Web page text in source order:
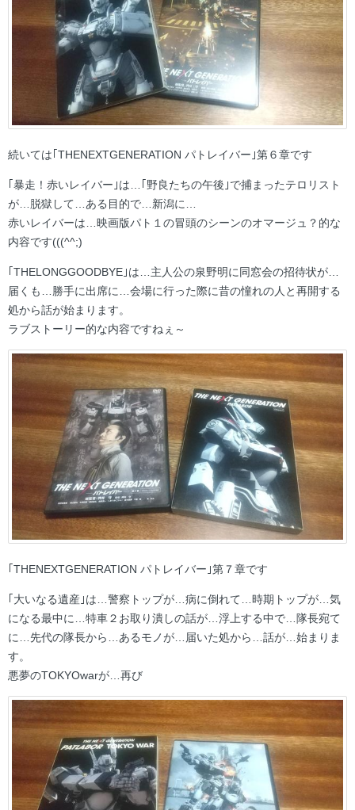
続いては｢THENEXTGENERATION パトレイバー｣第６章です
｢暴走！赤いレイバー｣は…｢野良たちの午後｣で捕まったテロリスト
が…脱獄して…ある目的で…新潟に…
赤いレイバーは…映画版パト１の冒頭のシーンのオマージュ？的な
内容です(((^^;)
｢THELONGGOODBYE｣は…主人公の泉野明に同窓会の招待状が…
届くも…勝手に出席に…会場に行った際に昔の憧れの人と再開する
処から話が始まります。
ラブストーリー的な内容ですねぇ～
｢THENEXTGENERATION パトレイバー｣第７章です
｢大いなる遺産｣は…警察トップが…病に倒れて…時期トップが…気
になる最中に…特車２お取り潰しの話が…浮上する中で…隊長宛て
に…先代の隊長から…あるモノが…届いた処から…話が…始まりま
す。
悪夢のTOKYOwarが…再び